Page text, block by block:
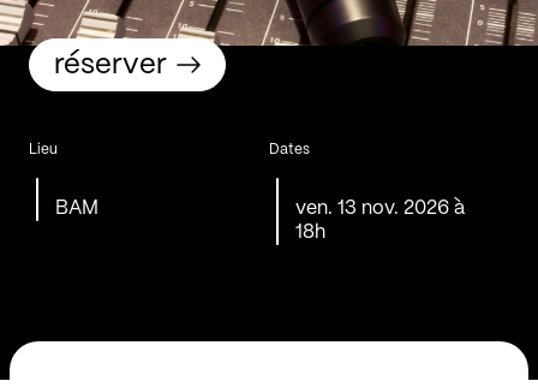
Lieu
BAM
Dates
ven. 13 nov. 2026 à
18h
réserver